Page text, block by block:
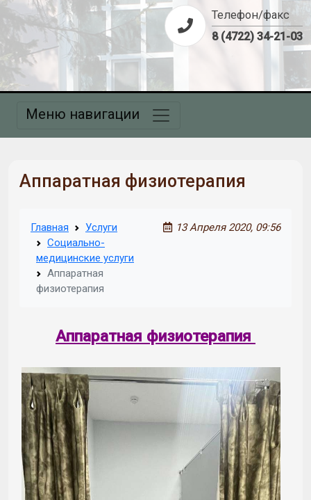
Телефон/факс
8 (4722) 34-21-03
Меню навигации
Аппаратная физиотерапия
Главная
Услуги
Социально-
медицинские услуги
Аппаратная
физиотерапия
13 Апреля 2020, 09:56
Аппаратная физиотерапия